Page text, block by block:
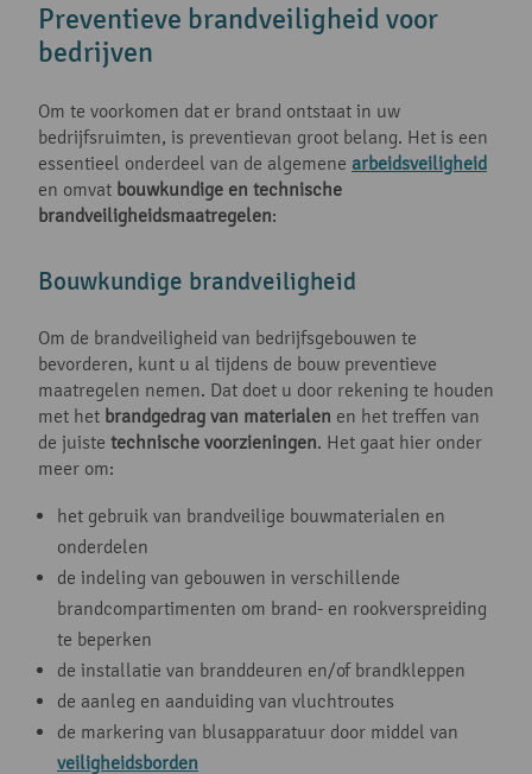
Preventieve brandveiligheid voor
bedrijven
Om te voorkomen dat er brand ontstaat in uw
bedrijfsruimten, is preventievan groot belang. Het is een
essentieel onderdeel van de algemene arbeidsveiligheid
en omvat bouwkundige en technische
brandveiligheidsmaatregelen:
Bouwkundige brandveiligheid
Om de brandveiligheid van bedrijfsgebouwen te
bevorderen, kunt u al tijdens de bouw preventieve
maatregelen nemen. Dat doet u door rekening te houden
met het brandgedrag van materialen en het treffen van
de juiste technische voorzieningen. Het gaat hier onder
meer om:
het gebruik van brandveilige bouwmaterialen en
onderdelen
de indeling van gebouwen in verschillende
brandcompartimenten om brand- en rookverspreiding
te beperken
de installatie van branddeuren en/of brandkleppen
de aanleg en aanduiding van vluchtroutes
de markering van blusapparatuur door middel van
veiligheidsborden